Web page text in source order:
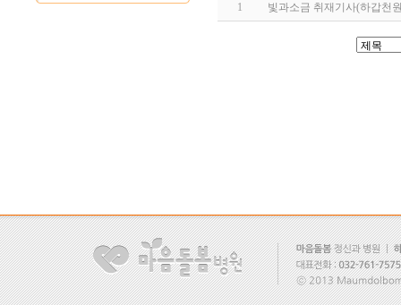
1 빛과소금 취재기사(하갑천